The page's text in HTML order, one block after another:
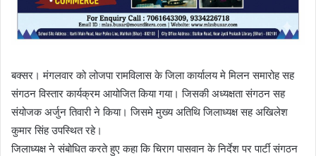
बक्सर। मंगलवार को लोजपा रामविलास के जिला कार्यालय मे मिलन समारोह सह
संगठन विस्तार कार्यक्रम आयोजित किया गया। जिसकी अध्यक्षता संगठन सह
संयोजक अर्जुन तिवारी ने किया। जिसमे मुख्य अतिथि जिलाध्यक्ष सह अखिलेश
कुमार सिंह उपस्थित रहे।
जिलाध्यक्ष ने संबोधित करते हुए कहा कि चिराग पासवान के निर्देश पर पार्टी संगठन